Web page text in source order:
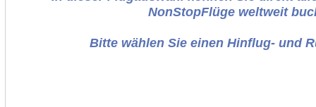
NonStopFlüge weltweit
Bitte wählen Sie einen Hinflug- und